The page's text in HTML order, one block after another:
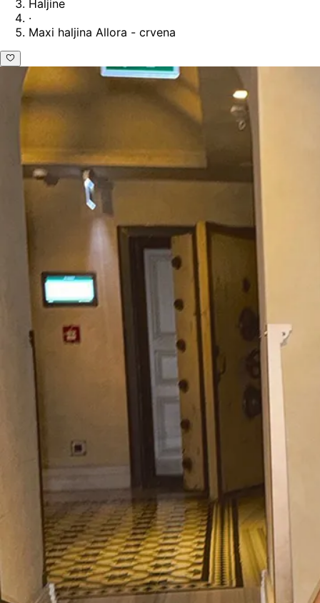
Haljine
·
Maxi haljina Allora - crvena